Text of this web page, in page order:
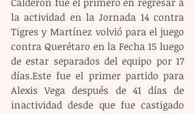
la actividad en la Jornada 14 contra
Tigres y Martínez volvió para el juego
contra Querétaro en la Fecha 15 luego
de estar separados del equipo por 17
días.Este fue el primer partido para
Alexis Vega después de 41 días de
inactividad desde que fue castigado